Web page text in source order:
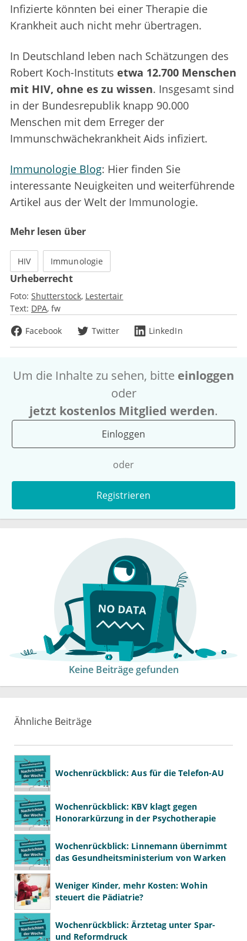
Infizierte könnten bei einer Therapie die
Krankheit auch nicht mehr übertragen.
In Deutschland leben nach Schätzungen des
Robert Koch-Instituts etwa 12.700 Menschen
mit HIV, ohne es zu wissen. Insgesamt sind
in der Bundesrepublik knapp 90.000
Menschen mit dem Erreger der
Immunschwächekrankheit Aids infiziert.
Immunologie Blog: Hier finden Sie
interessante Neuigkeiten und weiterführende
Artikel aus der Welt der Immunologie.
Mehr lesen über
HIV Immunologie
Urheberrecht
Foto: Shutterstock Lestertair
Text: DPA fw
Facebook
Twitter LinkedIn
Um die Inhalte zu sehen, bitte einloggen
oder
jetzt kostenlos Mitglied werden.
Einloggen
oder
Registrieren
Keine Beiträge gefunden
Ähnliche Beiträge
Wochenrückblick: Aus für die Telefon-AU
Wochenrückblick: KBV klagt gegen
Honorarkürzung in der Psychotherapie
Wochenrückblick: Linnemann übernimmt
das Gesundheitsministerium von Warken
Weniger Kinder, mehr Kosten: Wohin
steuert die Pädiatrie?
Wochenrückblick: Ärztetag unter Spar-
und Reformdruck